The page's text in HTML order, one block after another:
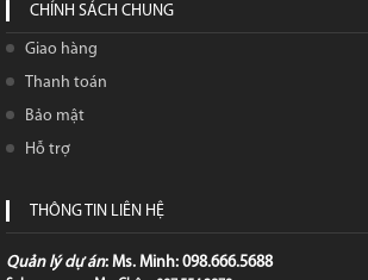
CHÍNH SÁCH CHUNG
Giao hàng
Thanh toán
Bảo mật
Hỗ trợ
THÔNG TIN LIÊN HỆ
Quản lý dự án: Ms. Minh: 098.666.5688